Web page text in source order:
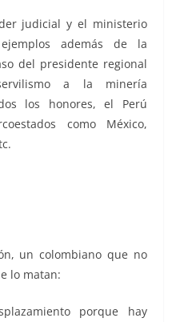
judicial y el ministerio
además de la
del presidente regional
a la minería
los honores, el Perú
como México,
un colombiano que no
lo matan:
porque hay